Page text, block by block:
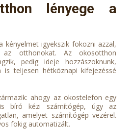
lényege a
kényelmet igyekszik fokozni azzal,
az otthonokat. Az okosotthon
pedig ideje hozzászoknunk,
teljesen hétköznapi kifejezéssé
ahogy az okostelefon egy
bíró kézi számítógép, úgy az
amelyet számítógép vezérel.
fokig automatizált.